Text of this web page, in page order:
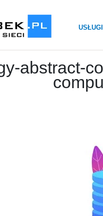
USŁUGI
abstract-